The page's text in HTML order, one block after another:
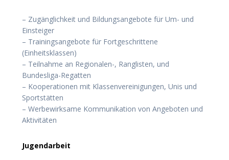
– Zugänglichkeit und Bildungsangebote für Um- und
Einsteiger
– Trainingsangebote für Fortgeschrittene
(Einheitsklassen)
– Teilnahme an Regionalen-, Ranglisten, und
Bundesliga-Regatten
– Kooperationen mit Klassenvereinigungen, Unis und
Sportstätten
– Werbewirksame Kommunikation von Angeboten und
Aktivitäten
Jugendarbeit